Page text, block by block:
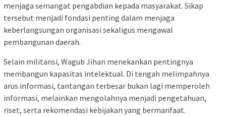
menjaga semangat pengabdian kepada masyarakat. Sikap
tersebut menjadi fondasi penting dalam menjaga
keberlangsungan organisasi sekaligus mengawal
pembangunan daerah.
Selain militansi, Wagub Jihan menekankan pentingnya
membangun kapasitas intelektual. Di tengah melimpahnya
arus informasi, tantangan terbesar bukan lagi memperoleh
informasi, melainkan mengolahnya menjadi pengetahuan,
riset, serta rekomendasi kebijakan yang bermanfaat.